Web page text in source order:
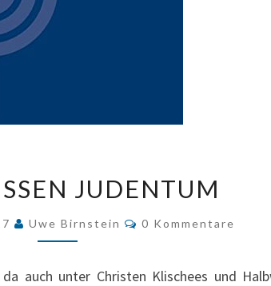
JUDENTUM
JUDENTUM
Uwe Birnstein Kommentare
0 Kommentare
auch unter Christen Klischees und